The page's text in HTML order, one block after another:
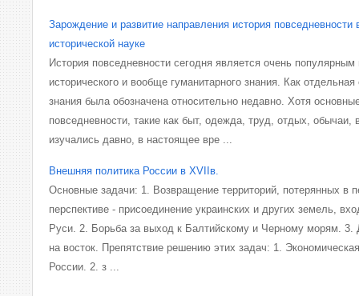
Зарождение и развитие направления история повседневности
исторической науке
История повседневности сегодня является очень
исторического и вообще гуманитарного знания. Как отдельная
знания была обозначена относительно недавно. Хотя
повседневности, такие как быт, одежда, труд, отдых, обычаи,
изучались давно, в настоящее вре ...
Внешняя политика России в XVIIв.
Основные задачи: 1. Возвращение территорий, потерянных в
перспективе - присоединение украинских и других земель,
Руси. 2. Борьба за выход к Балтийскому и Черному морям. 3.
на восток. Препятствие решению этих задач: 1.
России. 2. з ...